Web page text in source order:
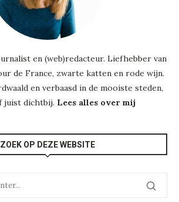
en (web)redacteur. Liefhebber van
de France, zwarte katten en rode wijn.
en verbaasd in de mooiste steden,
juist dichtbij. Lees alles over mij
ZOEK OP DEZE WEBSITE